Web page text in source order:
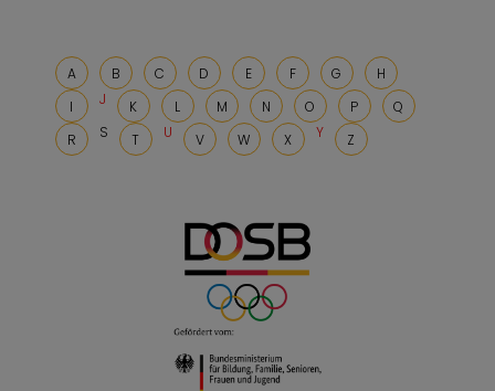
A B C D E F G
H
I
J K L M N O P
Q
R
S T U V W X Y Z